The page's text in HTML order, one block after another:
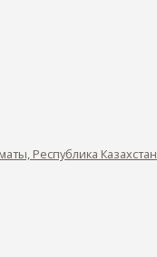
Республика Казахстан